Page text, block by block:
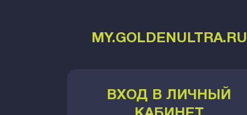
MY.GOLDENULTRA.RU
ВХОД В ЛИЧНЫЙ